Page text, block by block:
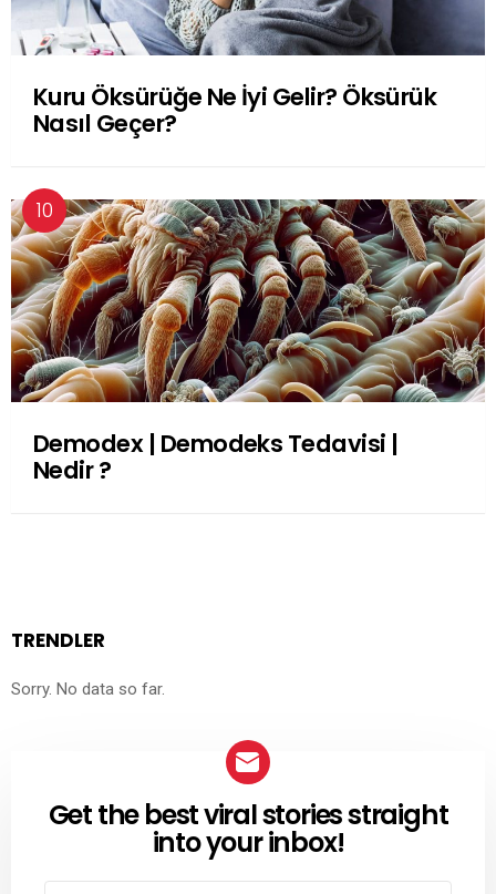
Kuru Öksürüğe Ne İyi Gelir? Öksürük
Nasıl Geçer?
Demodex | Demodeks Tedavisi |
Nedir ?
TRENDLER
Sorry. No data so far.
NEWSLETTER
Get the best viral stories straight
into your inbox!